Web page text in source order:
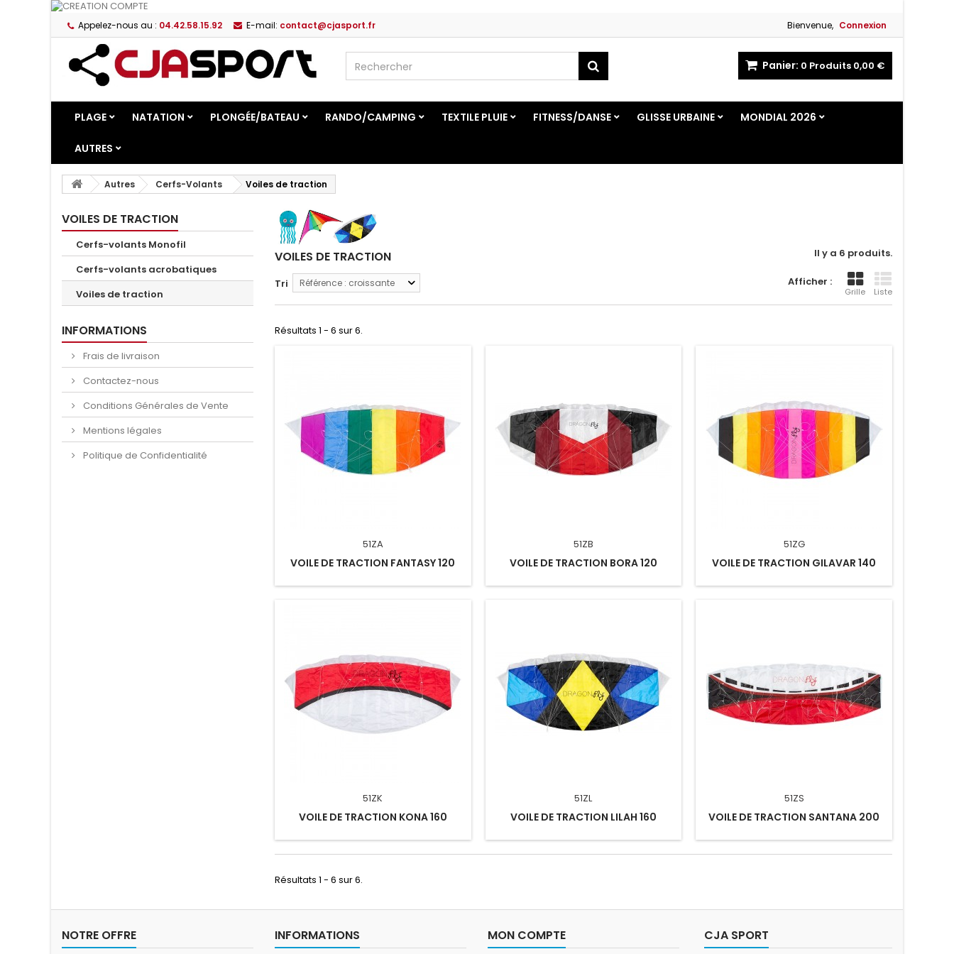
Bienvenue, Connexion
Appelez-nous au : 04.42.58.15.92 E-mail: contact@cjasport.fr
Panier: 0 Produits 0,00 €
PLAGE NATATION PLONGÉE/BATEAU RANDO/CAMPING TEXTILE PLUIE FITNESS/DANSE GLISSE URBAINE MONDIAL 2026
AUTRES
Autres Cerfs-Volants Voiles de traction
VOILES DE TRACTION
Cerfs-volants Monofil
Cerfs-volants acrobatiques
Voiles de traction
INFORMATIONS
Frais de livraison
Contactez-nous
Conditions Générales de Vente
Mentions légales
Politique de Confidentialité
VOILES DE TRACTION Il y a 6 produits.
Afficher :
Grille Liste
Tri Référence : croissante
Résultats 1 - 6 sur 6.
51ZA
VOILE DE TRACTION FANTASY 120
51ZB
VOILE DE TRACTION BORA 120
51ZG
VOILE DE TRACTION GILAVAR 140
51ZK
VOILE DE TRACTION KONA 160
51ZL
VOILE DE TRACTION LILAH 160
51ZS
VOILE DE TRACTION SANTANA 200
Résultats 1 - 6 sur 6.
NOTRE OFFRE INFORMATIONS MON COMPTE CJA SPORT